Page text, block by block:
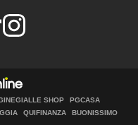
SHOP
PGCASA
QUIFINANZA
BUONISSIMO